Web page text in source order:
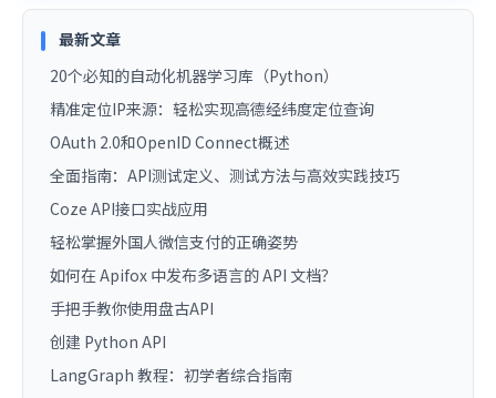
最新文章
20个必知的自动化机器学习库（Python）
精准定位IP来源：轻松实现高德经纬度定位查询
OAuth 2.0和OpenID Connect概述
全面指南：API测试定义、测试方法与高效实践技巧
Coze API接口实战应用
轻松掌握外国人微信支付的正确姿势
如何在 Apifox 中发布多语言的 API 文档？
手把手教你使用盘古API
创建 Python API
LangGraph 教程：初学者综合指南